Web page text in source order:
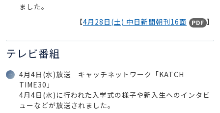
ました。
【4月28日(土) 中日新聞朝刊16面 PDF 】
テレビ番組
4月4日(水)放送 キャッチネットワーク「KATCH
TIME30」
4月4日(水)に行われた入学式の様子や新入生へのインタビ
ューなどが放送されました。